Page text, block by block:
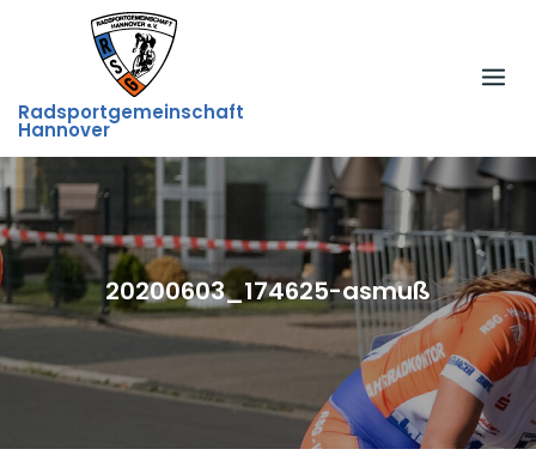
Radsportgemeinschaft
Hannover
20200603_174625-asmuß